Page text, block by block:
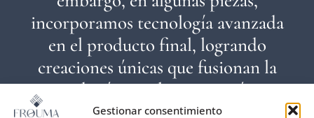
Gestionar consentimiento
incorporamos tecnología avanzada
en el producto final, logrando
creaciones únicas que fusionan la
tradición con la innovación.